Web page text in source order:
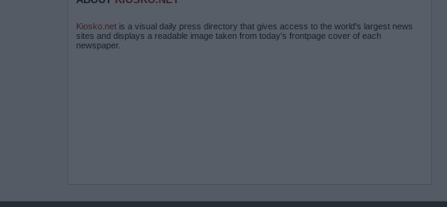
Kiosko.net is a visual daily press directory that gives access to the world's largest news
sites and displays a readable image taken from today's frontpage cover of each
newspaper.